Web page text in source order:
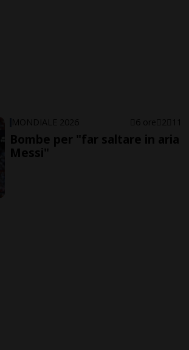
MONDIALE 2026 6 ore 2 11
Bombe per "far saltare in aria
Messi"